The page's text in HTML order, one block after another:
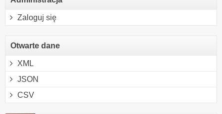
Zaloguj się
Otwarte dane
XML
JSON
CSV